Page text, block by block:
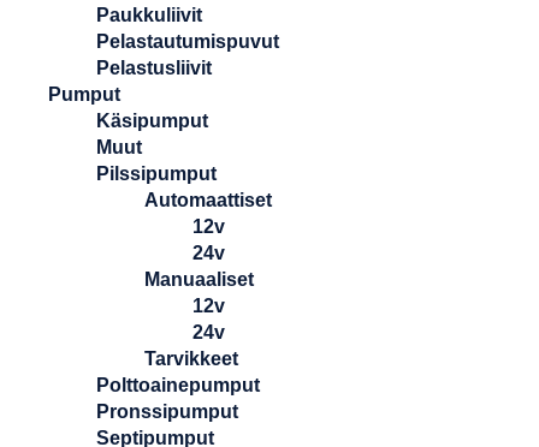
Paukkuliivit
Pelastautumispuvut
Pelastusliivit
Pumput
Käsipumput
Muut
Pilssipumput
Automaattiset
12v
24v
Manuaaliset
12v
24v
Tarvikkeet
Polttoainepumput
Pronssipumput
Septipumput